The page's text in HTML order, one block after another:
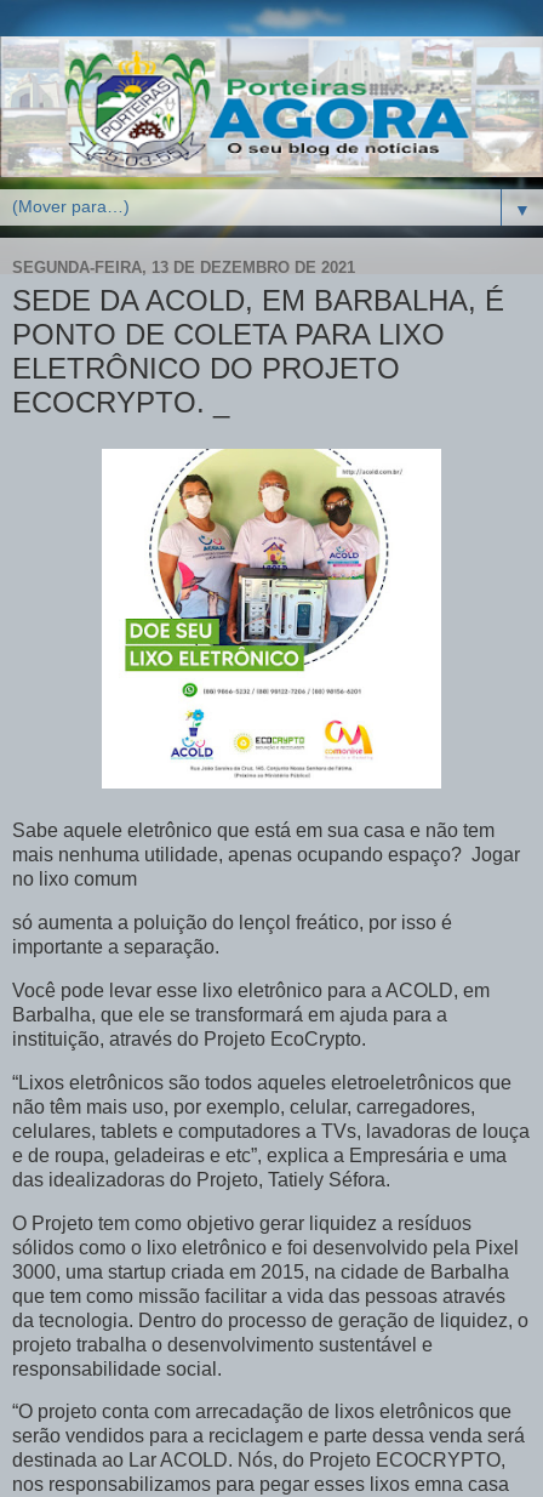
▼
SEGUNDA-FEIRA, 13 DE DEZEMBRO DE 2021
SEDE DA ACOLD, EM BARBALHA, É
PONTO DE COLETA PARA LIXO
ELETRÔNICO DO PROJETO
ECOCRYPTO. _
Sabe aquele eletrônico que está em sua casa e não tem
mais nenhuma utilidade, apenas ocupando espaço? Jogar
no lixo comum
só aumenta a poluição do lençol freático, por isso é
importante a separação.
Você pode levar esse lixo eletrônico para a ACOLD, em
Barbalha, que ele se transformará em ajuda para a
instituição, através do Projeto EcoCrypto.
“Lixos eletrônicos são todos aqueles eletroeletrônicos que
não têm mais uso, por exemplo, celular, carregadores,
celulares, tablets e computadores a TVs, lavadoras de louça
e de roupa, geladeiras e etc”, explica a Empresária e uma
das idealizadoras do Projeto, Tatiely Séfora.
O Projeto tem como objetivo gerar liquidez a resíduos
sólidos como o lixo eletrônico e foi desenvolvido pela Pixel
3000, uma startup criada em 2015, na cidade de Barbalha
que tem como missão facilitar a vida das pessoas através
da tecnologia. Dentro do processo de geração de liquidez, o
projeto trabalha o desenvolvimento sustentável e
responsabilidade social.
“O projeto conta com arrecadação de lixos eletrônicos que
serão vendidos para a reciclagem e parte dessa venda será
destinada ao Lar ACOLD. Nós, do Projeto ECOCRYPTO,
nos responsabilizamos para pegar esses lixos emna casa